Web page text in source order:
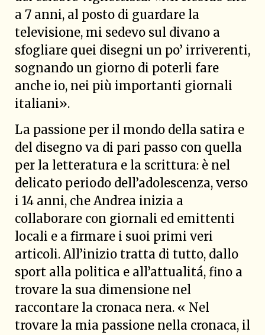
a 7 anni, al posto di guardare la
televisione, mi sedevo sul divano a
sfogliare quei disegni un po’ irriverenti,
sognando un giorno di poterli fare
anche io, nei più importanti giornali
italiani».
La passione per il mondo della satira e
del disegno va di pari passo con quella
per la letteratura e la scrittura: è nel
delicato periodo dell’adolescenza, verso
i 14 anni, che Andrea inizia a
collaborare con giornali ed emittenti
locali e a firmare i suoi primi veri
articoli. All’inizio tratta di tutto, dallo
sport alla politica e all’attualitá, fino a
trovare la sua dimensione nel
raccontare la cronaca nera. « Nel
trovare la mia passione nella cronaca, il